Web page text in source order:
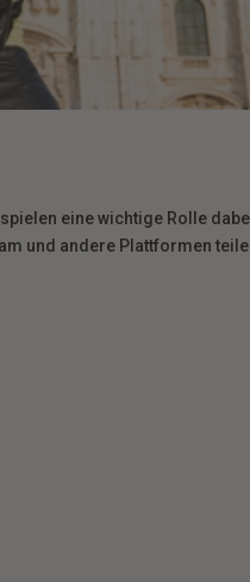
eine wichtige Rolle
und andere Plattformen